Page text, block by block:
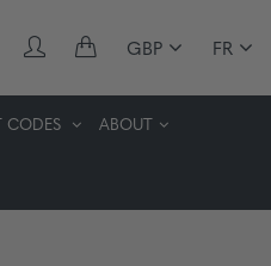
GBP FR
CODES ABOUT